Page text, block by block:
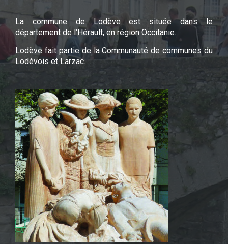
La commune de Lodève est située dans le
département de l'Hérault, en région Occitanie.
Lodève fait partie de la Communauté de communes du
Lodévois et Larzac.